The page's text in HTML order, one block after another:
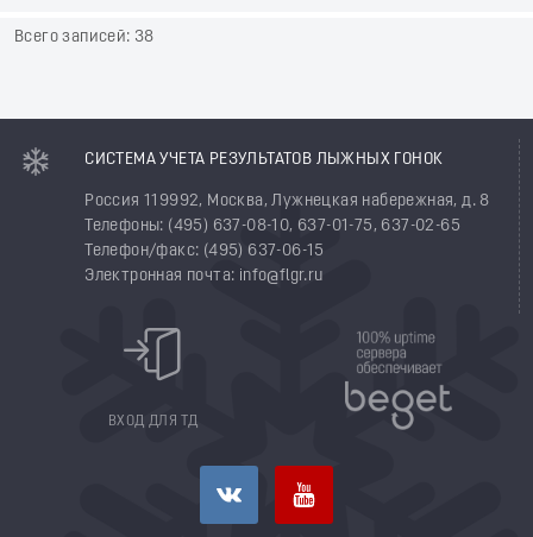
Всего записей: 38
СИСТЕМА УЧЕТА РЕЗУЛЬТАТОВ ЛЫЖНЫХ ГОНОК
Россия 119992, Москва, Лужнецкая набережная, д. 8
Телефоны: (495) 637-08-10, 637-01-75, 637-02-65
Телефон/факс: (495) 637-06-15
Электронная почта: info@flgr.ru
ВХОД ДЛЯ ТД